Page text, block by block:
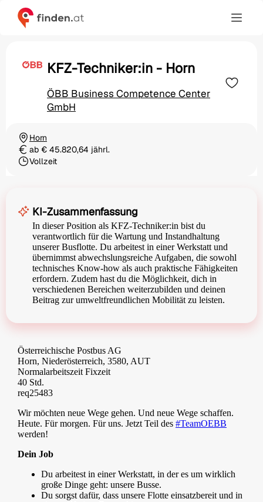
KFZ-Techniker:in - Horn
ÖBB Business Competence Center
GmbH
Ortschaft
Horn
Gehaltab € 45.820,64 jährl.
Beschäftigungsart
Vollzeit
KI-Zusammenfassung
In dieser Position als KFZ-Techniker:in bist du
verantwortlich für die Wartung und Instandhaltung
unserer Busflotte. Du arbeitest in einer Werkstatt und
übernimmst abwechslungsreiche Aufgaben, die sowohl
technisches Know-how als auch praktische Fähigkeiten
erfordern. Zudem hast du die Möglichkeit, dich in
verschiedenen Bereichen weiterzubilden und deinen
Beitrag zur umweltfreundlichen Mobilität zu leisten.
Österreichische Postbus AG
Horn, Niederösterreich, 3580, AUT
Normalarbeitszeit Fixzeit
40 Std.
req25483
Wir möchten neue Wege gehen. Und neue Wege schaffen.
Heute. Für morgen. Für uns. Jetzt Teil des #TeamOEBB
werden!
Dein Job
Du arbeitest in einer Werkstatt, in der es um wirklich
große Dinge geht: unsere Busse.
Du sorgst dafür, dass unsere Flotte einsatzbereit und in